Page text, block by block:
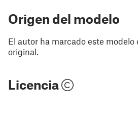
Origen del modelo
El autor ha marcado este modelo
original.
Licencia